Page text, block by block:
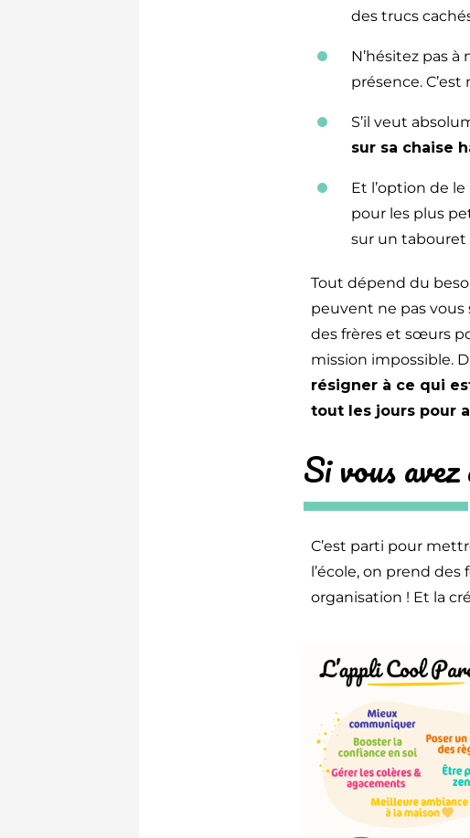
des trucs
N’hésitez pas
présence.
S’il veut
sur sa chaise
Et l’option de le
pour les plus
sur un tabouret
Tout dépend du
peuvent ne pas vous
des frères et sœurs
mission impossible.
résigner à ce qui
tout les jours pour
Si vous
C’est parti pour
l’école, on prend
organisation ! Et la